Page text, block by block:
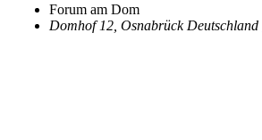
Forum am Dom
Domhof 12 Osnabrück Deutschland